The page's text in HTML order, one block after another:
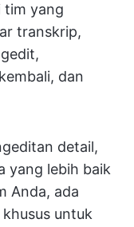
tim yang
transkrip,
dan
detail,
yang lebih baik
Anda, ada
untuk